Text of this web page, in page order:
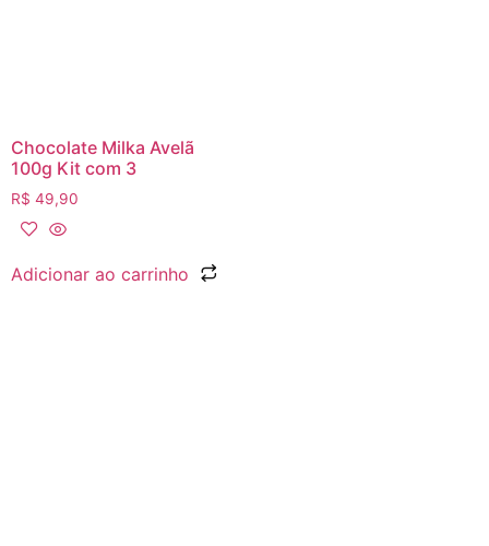
Chocolate Milka Avelã
100g Kit com 3
R$ 49,90
Adicionar ao carrinho